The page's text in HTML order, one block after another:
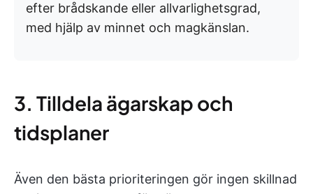
efter brådskande eller allvarlighetsgrad,
med hjälp av minnet och magkänslan.
3. Tilldela ägarskap och
tidsplaner
Även den bästa prioriteringen gör ingen skillnad